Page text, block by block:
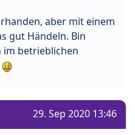
aber mit einem
gut Händeln. Bin
im betrieblichen
29. Sep 2020 13:46